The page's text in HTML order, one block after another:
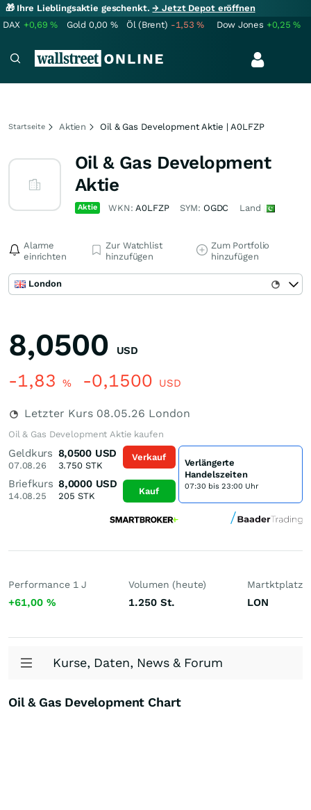
🎁 Ihre Lieblingsaktie geschenkt.→ Jetzt Depot eröffnen
DAX +0,69% Gold 0,00 % Öl (Brent) -1,53% Dow Jones +0,25%
Startseite Aktien Oil & Gas Development Aktie | A0LFZP
Oil & Gas Development
Aktie
Aktie WKN:A0LFZP SYM: OGDC Land
Alarme
einrichten
Zur Watchlist
hinzufügen
Zum Portfolio
hinzufügen
London
8,0500 USD
-1,83 % -0,1500 USD
Letzter Kurs 08.05.26 London
Oil & Gas Development Aktie kaufen
Geldkurs
07.08.26
8,0500 USD
3.750STK
Briefkurs
14.08.25
8,0000 USD
205 STK
Verkauf
Kauf
Verlängerte
Handelszeiten
07:30 bis 23:00 Uhr
Performance 1 J
+61,00 %
Volumen (heute)
1.250St.
Martktplatz
LON
Kurse, Daten, News & Forum
Oil & Gas Development Chart